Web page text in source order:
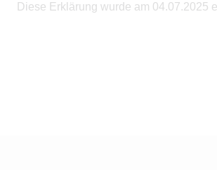
Diese Erklärung wurde am 04.07.2025